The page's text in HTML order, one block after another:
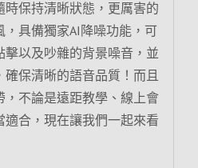
保持清晰狀態，更厲害的
具備獨家AI降噪功能，可
擊以及吵雜的背景噪音，並
確保清晰的語音品質！而且
，不論是遠距教學、線上會
合，現在讓我們一起來看